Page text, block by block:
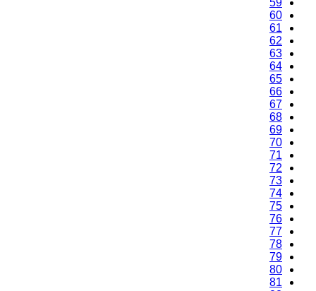
59
60
61
62
63
64
65
66
67
68
69
70
71
72
73
74
75
76
77
78
79
80
81